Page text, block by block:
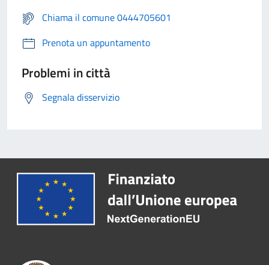
Chiama il comune 0444705601
Prenota un appuntamento
Problemi in città
Segnala disservizio